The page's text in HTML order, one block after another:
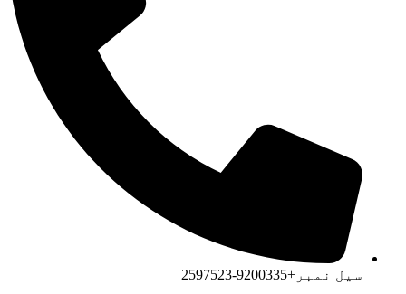
سیل نمبر+9200335-2597523